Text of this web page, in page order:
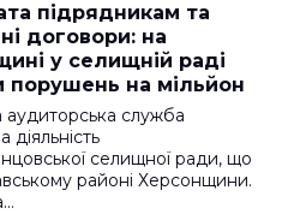
підрядникам та
договори: на
у селищній раді
порушень на мільйон
служба
діяльність
селищної ради, що
районі Херсонщини.